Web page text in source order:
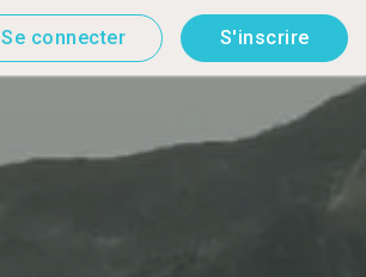
Se connecter S'inscrire